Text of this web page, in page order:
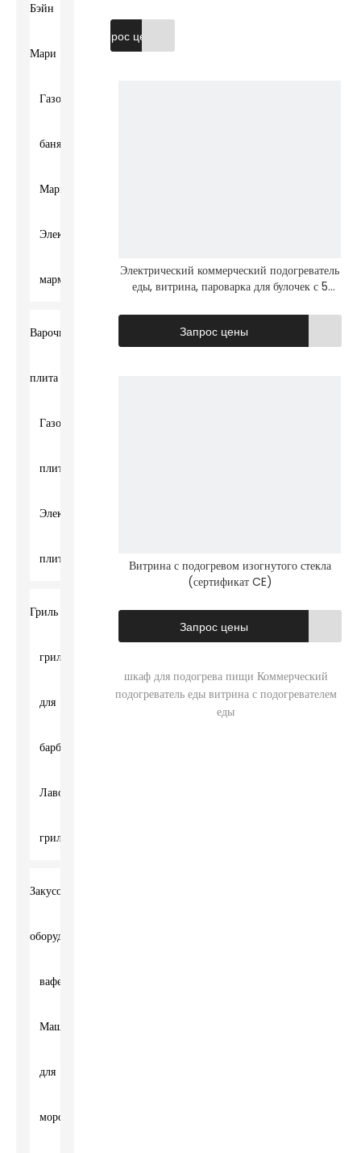
Бэйн
Мари
Газовая
баня
Мари
Электрический
мармит
Варочная
плита
Газовая
плита
Электрическая
плита
Гриль
гриль
для
барбекю
Лавовый
гриль
Закусочное
оборудование
вафельница
Машина
для
мороженого
двойной
дверью и
подогревом
Запрос цены
видео
Электрический коммерческий подогреватель
еды, витрина, пароварка для булочек с 5
Запрос цены
Витрина с подогревом изогнутого стекла
(сертификат CE)
Запрос цены
шкаф для подогрева пищи Коммерческий
подогреватель еды витрина с подогревателем
еды